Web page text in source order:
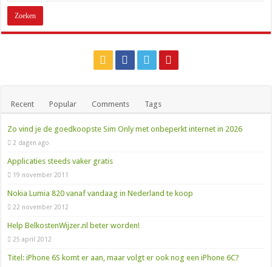
0900 OV9292: het telefoonnummer voor al je reisinfo
Recent Popular Comments Tags
Zo vind je de goedkoopste Sim Only met onbeperkt internet in 2026
2 dagen ago
Applicaties steeds vaker gratis
19 november 2011
Nokia Lumia 820 vanaf vandaag in Nederland te koop
22 november 2012
Help BelkostenWijzer.nl beter worden!
25 april 2012
Titel: iPhone 6S komt er aan, maar volgt er ook nog een iPhone 6C?